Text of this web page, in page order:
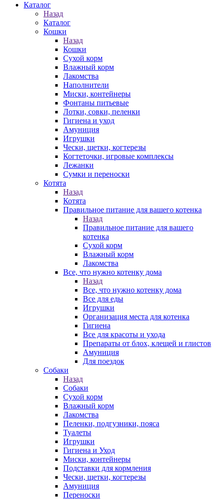
Каталог
Назад
Каталог
Кошки
Назад
Кошки
Сухой корм
Влажный корм
Лакомства
Наполнители
Миски, контейнеры
Фонтаны питьевые
Лотки, совки, пеленки
Гигиена и уход
Амуниция
Игрушки
Чески, щетки, когтерезы
Когтеточки, игровые комплексы
Лежанки
Сумки и переноски
Котята
Назад
Котята
Правильное питание для вашего котенка
Назад
Правильное питание для вашего
котенка
Сухой корм
Влажный корм
Лакомства
Все, что нужно котенку дома
Назад
Все, что нужно котенку дома
Все для еды
Игрушки
Организация места для котенка
Гигиена
Все для красоты и ухода
Препараты от блох, клещей и глистов
Амуниция
Для поездок
Собаки
Назад
Собаки
Сухой корм
Влажный корм
Лакомства
Пеленки, подгузники, пояса
Туалеты
Игрушки
Гигиена и Уход
Миски, контейнеры
Подставки для кормления
Чески, щетки, когтерезы
Амуниция
Переноски